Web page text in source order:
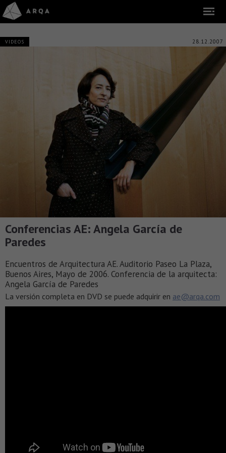
VIDEOS 28.12.2007
Conferencias AE: Angela García de
Paredes
Encuentros de Arquitectura AE. Auditorio Paseo La Plaza,
Buenos Aires, Mayo de 2006. Conferencia de la arquitecta:
Angela García de Paredes
La versión completa en DVD se puede adquirir en ae@arqa.com